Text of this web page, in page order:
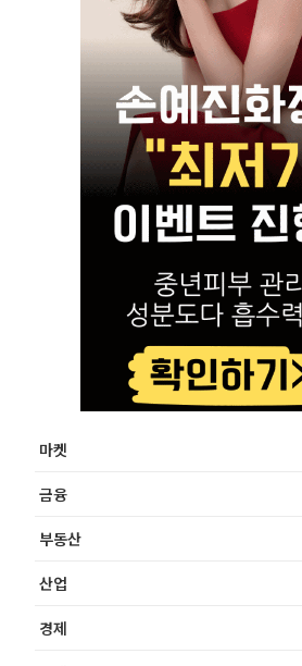
마켓
금융
부동산
산업
경제